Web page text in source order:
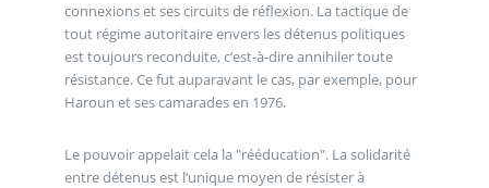
connexions et ses circuits de réflexion. La tactique de
tout régime autoritaire envers les détenus politiques
est toujours reconduite, c’est-à-dire annihiler toute
résistance. Ce fut auparavant le cas, par exemple, pour
Haroun et ses camarades en 1976.
Le pouvoir appelait cela la "rééducation". La solidarité
entre détenus est l’unique moyen de résister à